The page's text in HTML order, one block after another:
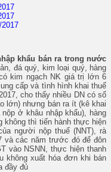
khẩu bán ra trong nước
đá quý, kim loại quý, hàng
kim ngạch NK giá trị lớn 6
cấp và tình hình khai thuế
cho thấy nhiều DN có số
lớn) nhưng bán ra ít (kê khai
ở khâu nhập khẩu), hàng
không thì tiến hành thực hiện
người nộp thuế (NNT), rà
và các năm trước đó để đôn
vào NSNN, thực hiện thanh
không xuất hóa đơn khi bán
đầy đủ